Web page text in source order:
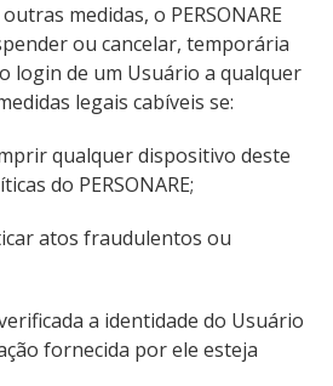
medidas, o PERSONARE
ou cancelar, temporária
login de um Usuário a qualquer
legais cabíveis se:
qualquer dispositivo deste
do PERSONARE;
atos fraudulentos ou
a identidade do Usuário
fornecida por ele esteja